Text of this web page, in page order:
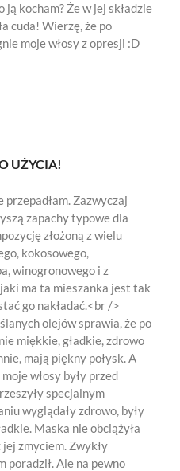
kocham? Że w jej składzie
cuda! Wierzę, że po
moje włosy z opresji :D
UŻYCIA!
Zazwyczaj
zapachy typowe dla
złożoną z wielu
kokosowego,
winogronowego i z
ma ta mieszanka jest tak
go nakładać.<br />
olejów sprawia, że po
miękkie, gładkie, zdrowo
mają piękny połysk. A
włosy były przed
specjalnym
wyglądały zdrowo, były
Maska nie obciążyła
jej zmyciem. Zwykły
poradził. Ale na pewno